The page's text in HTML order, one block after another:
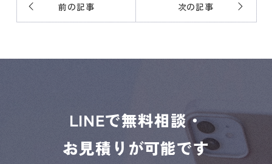
前の記事 次の記事
LINEで無料相談・
お見積りが可能です